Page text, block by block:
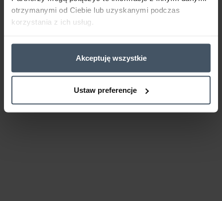
otrzymanymi od Ciebie lub uzyskanymi podczas
korzystania z ich usług.
Akceptuję wszystkie
Ustaw preferencje